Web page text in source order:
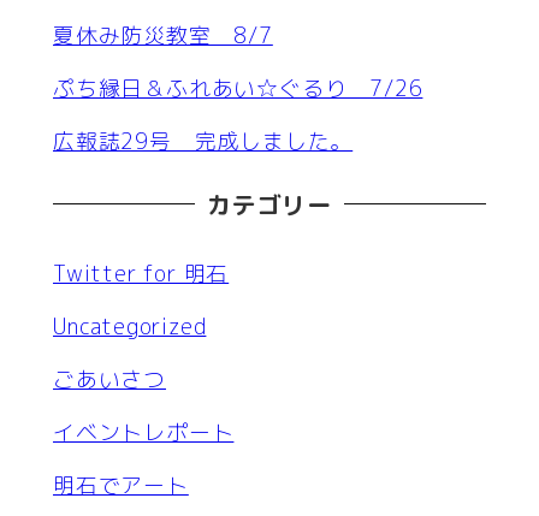
夏休み防災教室 8/7
ぷち縁日＆ふれあい☆ぐるり 7/26
広報誌29号 完成しました。
カテゴリー
Twitter for 明石
Uncategorized
ごあいさつ
イベントレポート
明石でアート